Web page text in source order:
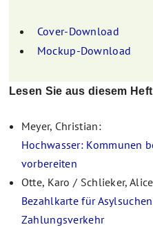
Cover-Download
Mockup-Download
Lesen Sie aus diesem
Meyer, Christian:
Hochwasser: Kommunen
vorbereiten
Otte, Karo / Schlieker,
Bezahlkarte für
Zahlungsverkehr